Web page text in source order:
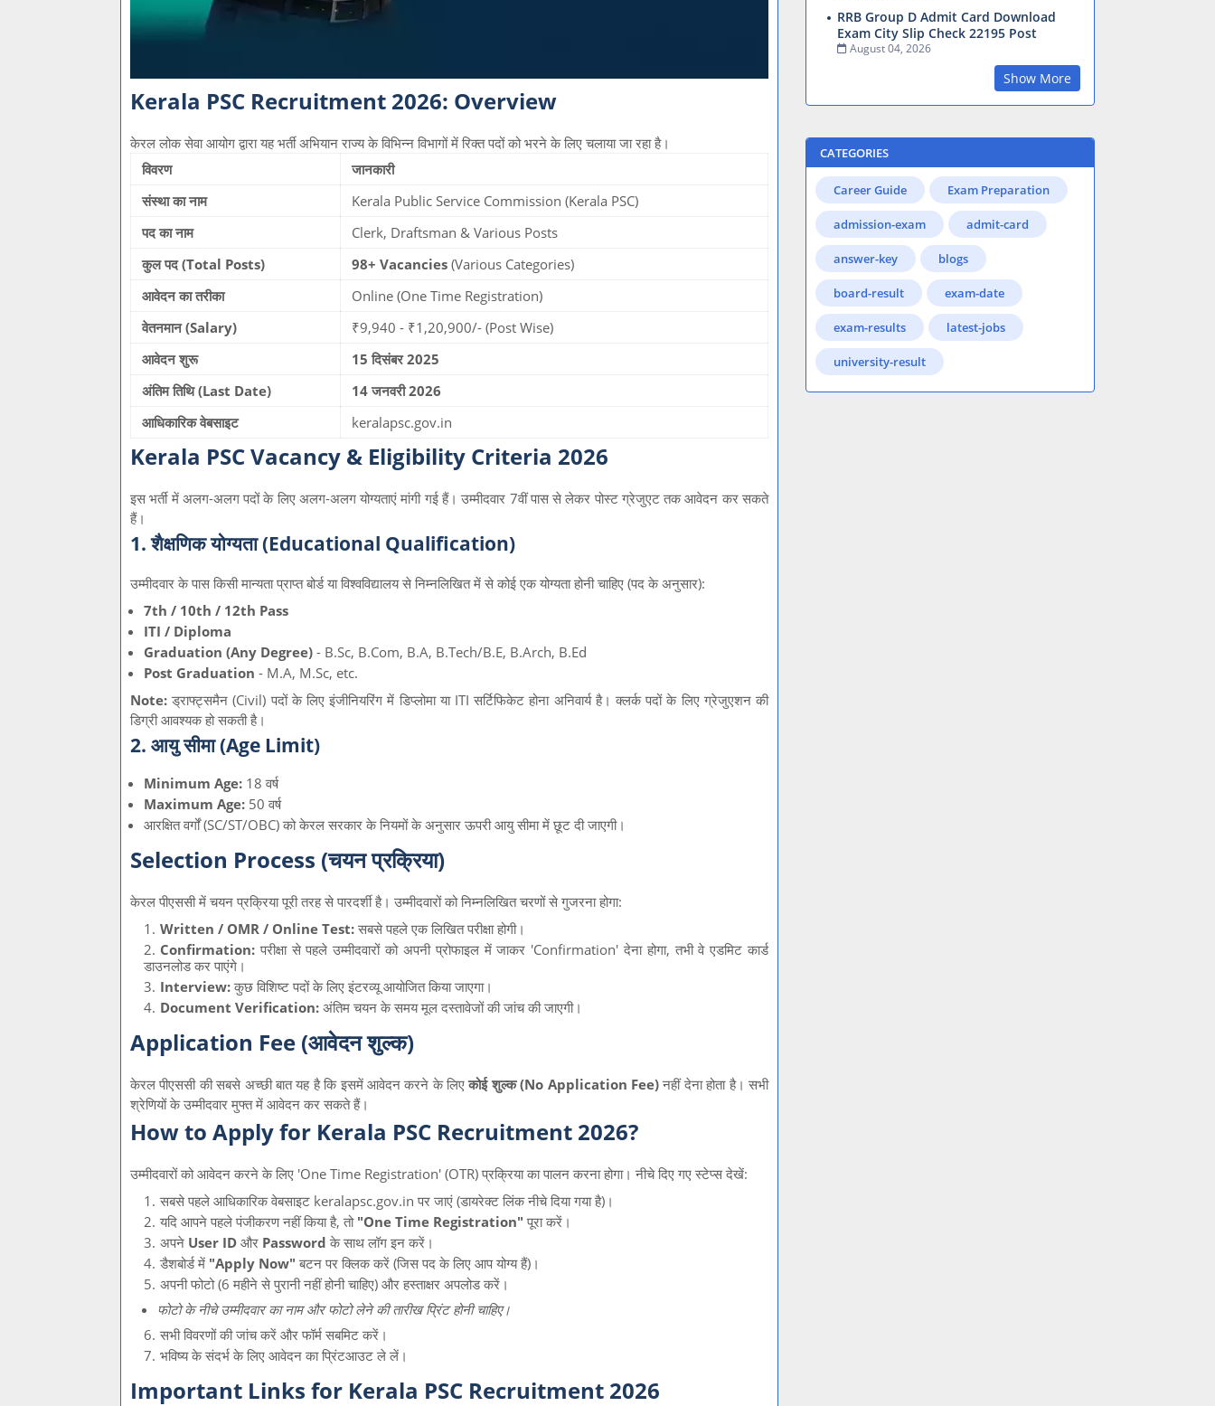
Kerala PSC Recruitment 2026: Overview
केरल लोक सेवा आयोग द्वारा यह भर्ती अभियान राज्य के विभिन्न विभागों में रिक्त पदों को भरने के लिए चलाया जा रहा है।
विवरण
जानकारी
संस्था का नाम
Kerala Public Service Commission (Kerala PSC)
पद का नाम
Clerk, Draftsman & Various Posts
कुल पद (Total Posts)
98+ Vacancies (Various Categories)
आवेदन का तरीका
Online (One Time Registration)
वेतनमान (Salary)
₹9,940 - ₹1,20,900/- (Post Wise)
आवेदन शुरू
15 दिसंबर 2025
अंतिम तिथि (Last Date)
14 जनवरी 2026
आधिकारिक वेबसाइट
keralapsc.gov.in
Kerala PSC Vacancy & Eligibility Criteria 2026
इस भर्ती में अलग-अलग पदों के लिए अलग-अलग योग्यताएं मांगी गई हैं। उम्मीदवार 7वीं पास से लेकर पोस्ट ग्रेजुएट तक आवेदन कर सकते
हैं।
1. शैक्षणिक योग्यता (Educational Qualification)
उम्मीदवार के पास किसी मान्यता प्राप्त बोर्ड या विश्वविद्यालय से निम्नलिखित में से कोई एक योग्यता होनी चाहिए (पद के अनुसार):
7th / 10th / 12th Pass
ITI / Diploma
Graduation (Any Degree) - B.Sc, B.Com, B.A, B.Tech/B.E, B.Arch, B.Ed
Post Graduation - M.A, M.Sc, etc.
Note: ड्राफ्ट्समैन (Civil) पदों के लिए इंजीनियरिंग में डिप्लोमा या ITI सर्टिफिकेट होना अनिवार्य है। क्लर्क पदों के लिए ग्रेजुएशन की
डिग्री आवश्यक हो सकती है।
2. आयु सीमा (Age Limit)
Minimum Age: 18 वर्ष
Maximum Age: 50 वर्ष
आरक्षित वर्गों (SC/ST/OBC) को केरल सरकार के नियमों के अनुसार ऊपरी आयु सीमा में छूट दी जाएगी।
Selection Process (चयन प्रक्रिया)
केरल पीएससी में चयन प्रक्रिया पूरी तरह से पारदर्शी है। उम्मीदवारों को निम्नलिखित चरणों से गुजरना होगा:
Written / OMR / Online Test: सबसे पहले एक लिखित परीक्षा होगी।
Confirmation: परीक्षा से पहले उम्मीदवारों को अपनी प्रोफाइल में जाकर 'Confirmation' देना होगा, तभी वे एडमिट कार्ड
डाउनलोड कर पाएंगे।
Interview: कुछ विशिष्ट पदों के लिए इंटरव्यू आयोजित किया जाएगा।
Document Verification: अंतिम चयन के समय मूल दस्तावेजों की जांच की जाएगी।
Application Fee (आवेदन शुल्क)
केरल पीएससी की सबसे अच्छी बात यह है कि इसमें आवेदन करने के लिएकोई शुल्क (No Application Fee) नहीं देना होता है। सभी
श्रेणियों के उम्मीदवार मुफ्त में आवेदन कर सकते हैं।
How to Apply for Kerala PSC Recruitment 2026?
उम्मीदवारों को आवेदन करने के लिए 'One Time Registration' (OTR) प्रक्रिया का पालन करना होगा। नीचे दिए गए स्टेप्स देखें:
सबसे पहले आधिकारिक वेबसाइट keralapsc.gov.in पर जाएं (डायरेक्ट लिंक नीचे दिया गया है)।
यदि आपने पहले पंजीकरण नहीं किया है, तो "One Time Registration" पूरा करें।
अपने User ID और Password के साथ लॉग इन करें।
डैशबोर्ड में "Apply Now" बटन पर क्लिक करें (जिस पद के लिए आप योग्य हैं)।
अपनी फोटो (6 महीने से पुरानी नहीं होनी चाहिए) और हस्ताक्षर अपलोड करें।
फोटो के नीचे उम्मीदवार का नाम और फोटो लेने की तारीख प्रिंट होनी चाहिए।
सभी विवरणों की जांच करें और फॉर्म सबमिट करें।
भविष्य के संदर्भ के लिए आवेदन का प्रिंटआउट ले लें।
Important Links for Kerala PSC Recruitment 2026
RRB Group D Admit Card Download
Exam City Slip Check 22195 Post
August 04, 2026
Show More
CATEGORIES
Career Guide Exam Preparation
admission-exam admit-card
answer-key blogs
board-result exam-date
exam-results latest-jobs
university-result